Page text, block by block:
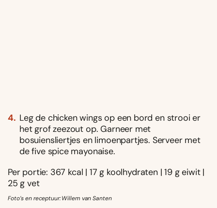
Leg de chicken wings op een bord en strooi er
het grof zeezout op. Garneer met
bosuiensliertjes en limoenpartjes. Serveer met
de five spice mayonaise.
Per portie: 367 kcal | 17 g koolhydraten | 19 g eiwit |
25 g vet
Foto’s en receptuur: Willem van Santen